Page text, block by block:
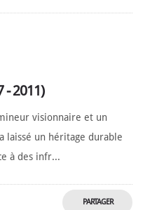
- 2011)
visionnaire et un
laissé un héritage durable
à des infr...
PARTAGER